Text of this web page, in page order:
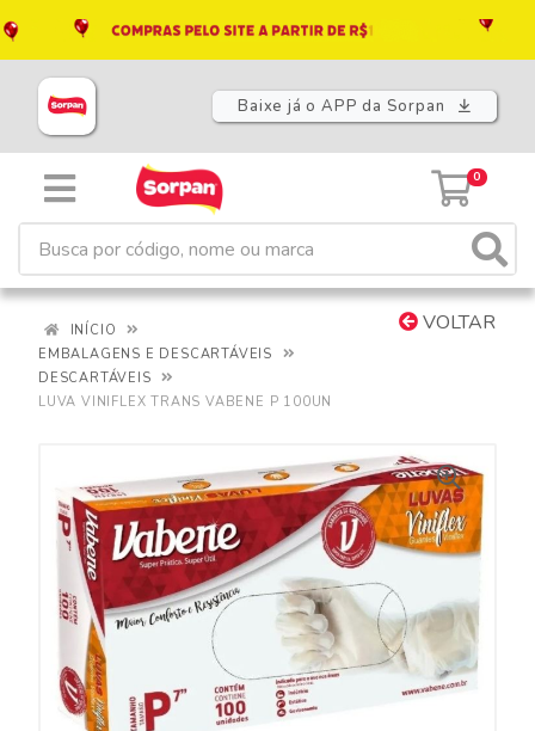
Baixe já o APP da Sorpan
0
VOLTAR
INÍCIO
EMBALAGENS E DESCARTÁVEIS
DESCARTÁVEIS
LUVA VINIFLEX TRANS VABENE P 100UN